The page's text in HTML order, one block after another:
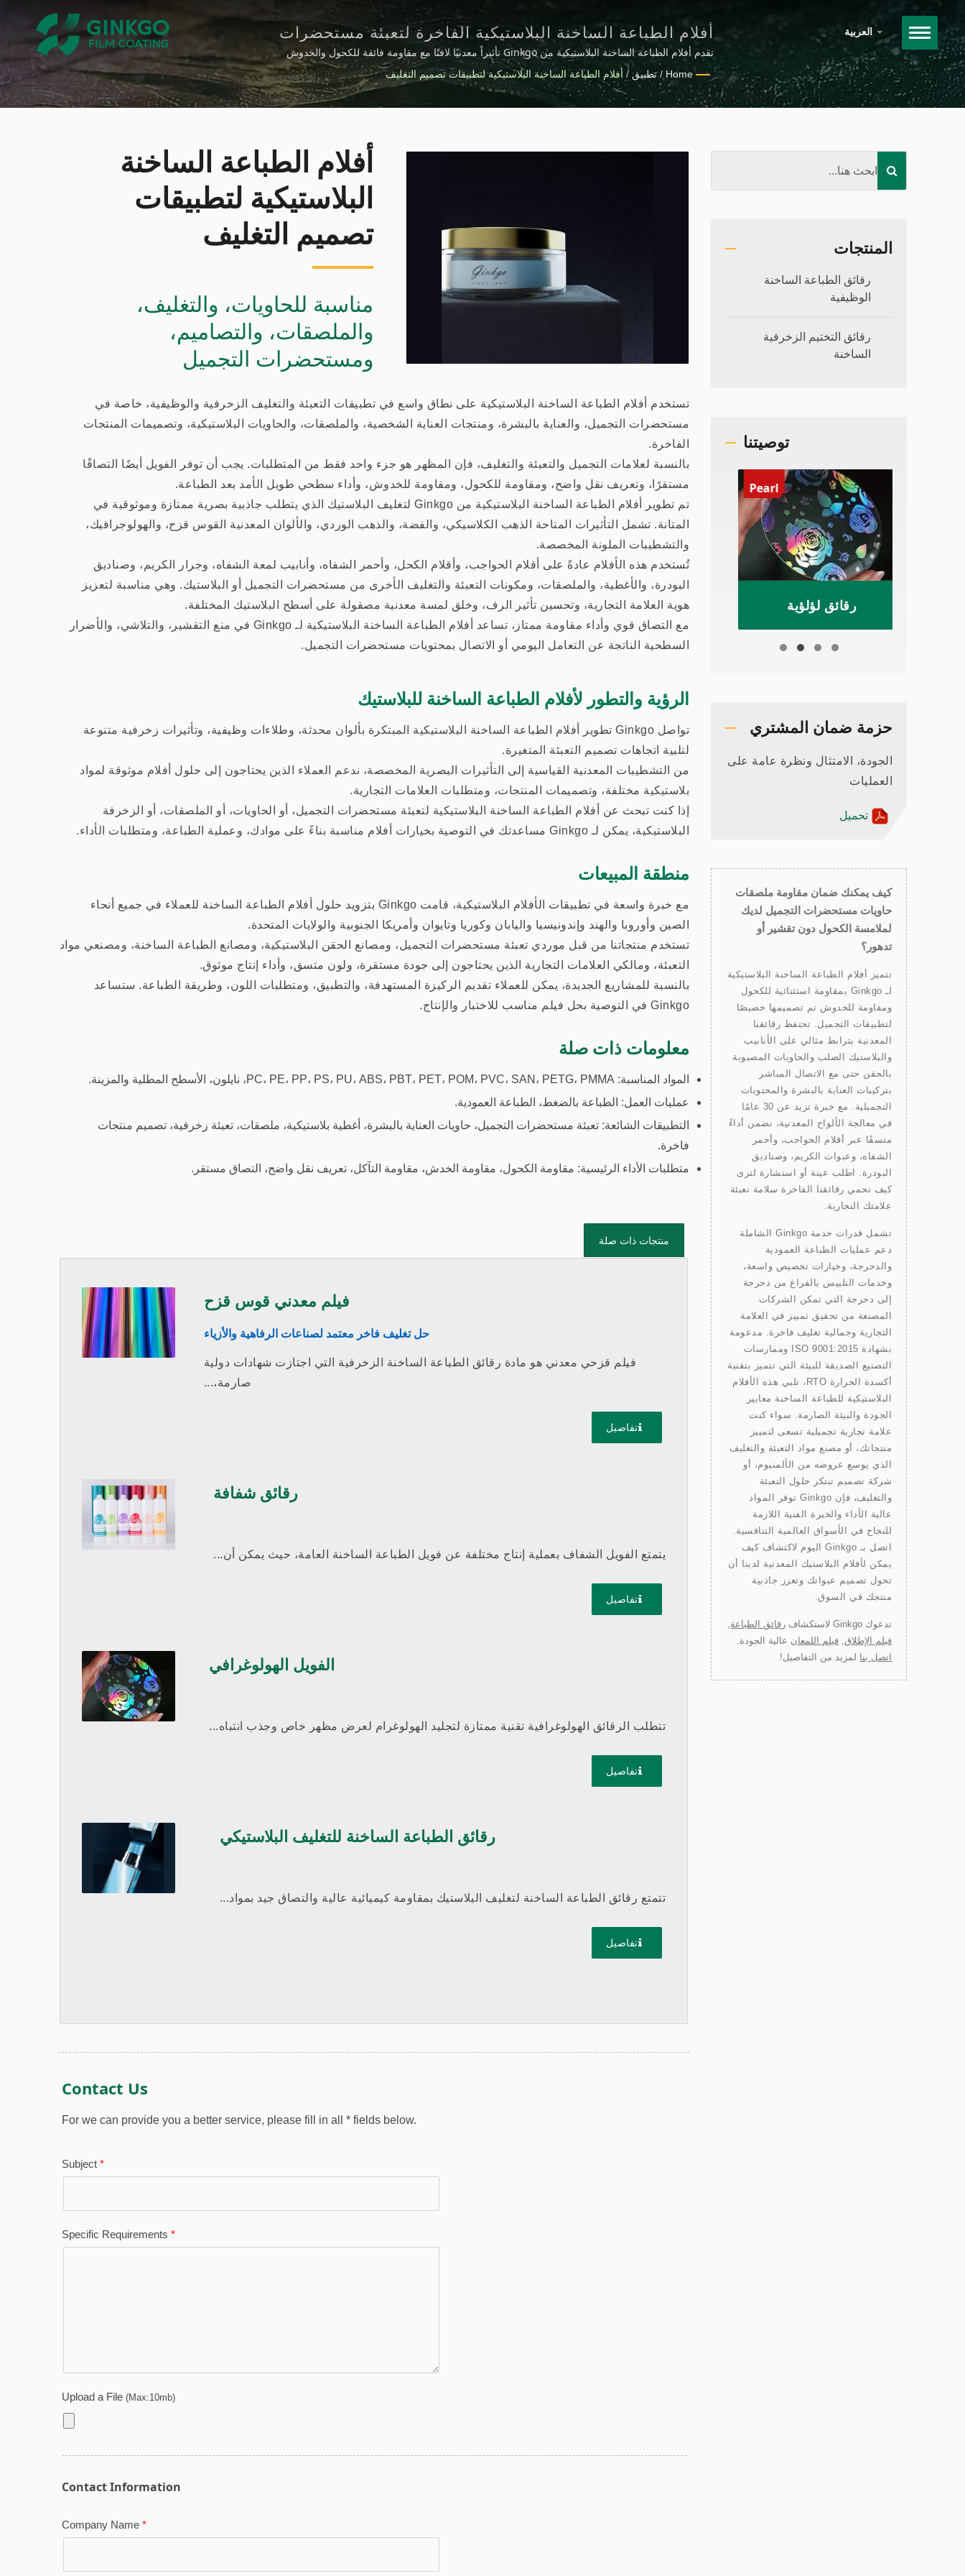
أفلام الطباعة الساخنة البلاستيكية الفاخرة لتعبئة مستحضرات
التجميل والعناية بالبشرة
تقدم أفلام الطباعة الساخنة البلاستيكية من Ginkgo تأثيراً معدنيًا لافتًا مع مقاومة فائقة للكحول والخدوش
لحاويات مستحضرات التجميل الفاخرة، والملصقات، وتطبيقات تصميم التعبئة والتغليف في الأسواق العالمية.
Home
/ تطبيق / أفلام الطباعة الساخنة البلاستيكية لتطبيقات تصميم التغليف
أفلام الطباعة الساخنة
البلاستيكية لتطبيقات
تصميم التغليف
مناسبة للحاويات، والتغليف،
والملصقات، والتصاميم،
ومستحضرات التجميل
تستخدم أفلام الطباعة الساخنة البلاستيكية على نطاق واسع في تطبيقات التعبئة والتغليف الزخرفية والوظيفية، خاصة في
مستحضرات التجميل، والعناية بالبشرة، ومنتجات العناية الشخصية، والملصقات، والحاويات البلاستيكية، وتصميمات المنتجات
الفاخرة.
بالنسبة لعلامات التجميل والتعبئة والتغليف، فإن المظهر هو جزء واحد فقط من المتطلبات. يجب أن توفر الفويل أيضًا التصاقًا
مستقرًا، وتعريف نقل واضح، ومقاومة للكحول، ومقاومة للخدوش، وأداء سطحي طويل الأمد بعد الطباعة.
تم تطوير أفلام الطباعة الساخنة البلاستيكية من Ginkgo لتغليف البلاستيك الذي يتطلب جاذبية بصرية ممتازة وموثوقية في
المتانة. تشمل التأثيرات المتاحة الذهب الكلاسيكي، والفضة، والذهب الوردي، والألوان المعدنية القوس قزح، والهولوجرافيك،
والتشطيبات الملونة المخصصة.
تُستخدم هذه الأفلام عادةً على أقلام الحواجب، وأقلام الكحل، وأحمر الشفاه، وأنابيب لمعة الشفاه، وجرار الكريم، وصناديق
البودرة، والأغطية، والملصقات، ومكونات التعبئة والتغليف الأخرى من مستحضرات التجميل أو البلاستيك. وهي مناسبة لتعزيز
هوية العلامة التجارية، وتحسين تأثير الرف، وخلق لمسة معدنية مصقولة على أسطح البلاستيك المختلفة.
مع التصاق قوي وأداء مقاومة ممتاز، تساعد أفلام الطباعة الساخنة البلاستيكية لـ Ginkgo في منع التقشير، والتلاشي، والأضرار
السطحية الناتجة عن التعامل اليومي أو الاتصال بمحتويات مستحضرات التجميل.
الرؤية والتطور لأفلام الطباعة الساخنة للبلاستيك
تواصل Ginkgo تطوير أفلام الطباعة الساخنة البلاستيكية المبتكرة بألوان محدثة، وطلاءات وظيفية، وتأثيرات زخرفية متنوعة
لتلبية اتجاهات تصميم التعبئة المتغيرة.
من التشطيبات المعدنية القياسية إلى التأثيرات البصرية المخصصة، ندعم العملاء الذين يحتاجون إلى حلول أفلام موثوقة لمواد
بلاستيكية مختلفة، وتصميمات المنتجات، ومتطلبات العلامات التجارية.
إذا كنت تبحث عن أفلام الطباعة الساخنة البلاستيكية لتعبئة مستحضرات التجميل، أو الحاويات، أو الملصقات، أو الزخرفة
البلاستيكية، يمكن لـ Ginkgo مساعدتك في التوصية بخيارات أفلام مناسبة بناءً على موادك، وعملية الطباعة، ومتطلبات الأداء.
منطقة المبيعات
مع خبرة واسعة في تطبيقات الأفلام البلاستيكية، قامت Ginkgo بتزويد حلول أفلام الطباعة الساخنة للعملاء في جميع أنحاء
الصين وأوروبا والهند وإندونيسيا واليابان وكوريا وتايوان وأمريكا الجنوبية والولايات المتحدة.
تستخدم منتجاتنا من قبل موردي تعبئة مستحضرات التجميل، ومصانع الحقن البلاستيكية، ومصانع الطباعة الساخنة، ومصنعي مواد
التعبئة، ومالكي العلامات التجارية الذين يحتاجون إلى جودة مستقرة، ولون متسق، وأداء إنتاج موثوق.
بالنسبة للمشاريع الجديدة، يمكن للعملاء تقديم الركيزة المستهدفة، والتطبيق، ومتطلبات اللون، وطريقة الطباعة. ستساعد
Ginkgo في التوصية بحل فيلم مناسب للاختبار والإنتاج.
معلومات ذات صلة
المواد المناسبة: PC، PE، PP، PS، PU، ABS، PBT، PET، POM، PVC، SAN، PETG، PMMA، نايلون، الأسطح المطلية والمزينة.
عمليات العمل: الطباعة بالضغط، الطباعة العمودية.
التطبيقات الشائعة: تعبئة مستحضرات التجميل، حاويات العناية بالبشرة، أغطية بلاستيكية، ملصقات، تعبئة زخرفية، تصميم منتجات
فاخرة.
متطلبات الأداء الرئيسية: مقاومة الكحول، مقاومة الخدش، مقاومة التآكل، تعريف نقل واضح، التصاق مستقر.
منتجات ذات صلة
فيلم معدني قوس قزح
حل تغليف فاخر معتمد لصناعات الرفاهية والأزياء
فيلم قزحي معدني هو مادة رقائق الطباعة الساخنة الزخرفية التي اجتازت شهادات دولية
صارمة،...
تفاصيل
رقائق شفافة
يتمتع الفويل الشفاف بعملية إنتاج مختلفة عن فويل الطباعة الساخنة العامة، حيث يمكن أن...
تفاصيل
الفويل الهولوغرافي
تتطلب الرقائق الهولوغرافية تقنية ممتازة لتجليد الهولوغرام لعرض مظهر خاص وجذب انتباه...
تفاصيل
رقائق الطباعة الساخنة للتغليف البلاستيكي
تتمتع رقائق الطباعة الساخنة لتغليف البلاستيك بمقاومة كيميائية عالية والتصاق جيد بمواد...
تفاصيل
المنتجات
رقائق الطباعة الساخنة
الوظيفية
رقائق التختيم الزخرفية
الساخنة
توصيتنا
Iridescent
رقائق قزحية
Metallization
فيلم معدني
Hologram
رقائق هولوجرافية
Pearl
رقائق لؤلؤية
حزمة ضمان المشتري
الجودة، الامتثال ونظرة عامة على
العمليات
تحميل
كيف يمكنك ضمان مقاومة ملصقات
حاويات مستحضرات التجميل لديك
لملامسة الكحول دون تقشير أو
تدهور؟
تتميز أفلام الطباعة الساخنة البلاستيكية
لـ Ginkgo بمقاومة استثنائية للكحول
ومقاومة للخدوش تم تصميمها خصيصًا
لتطبيقات التجميل. تحتفظ رقائقنا
المعدنية بترابط مثالي على الأنابيب
والبلاستيك الصلب والحاويات المصبوبة
بالحقن حتى مع الاتصال المباشر
بتركيبات العناية بالبشرة والمحتويات
التجميلية. مع خبرة تزيد عن 30 عامًا
في معالجة الألواح المعدنية، نضمن أداءً
متسقًا عبر أقلام الحواجب، وأحمر
الشفاه، وعبوات الكريم، وصناديق
البودرة. اطلب عينة أو استشارة لترى
كيف تحمي رقائقنا الفاخرة سلامة تعبئة
علامتك التجارية.
تشمل قدرات خدمة Ginkgo الشاملة
دعم عمليات الطباعة العمودية
والدحرجة، وخيارات تخصيص واسعة،
وخدمات التلبيس بالفراغ من دحرجة
إلى دحرجة التي تمكن الشركات
المصنعة من تحقيق تمييز في العلامة
التجارية وجمالية تغليف فاخرة. مدعومة
بشهادة ISO 9001:2015 وممارسات
التصنيع الصديقة للبيئة التي تتميز بتقنية
أكسدة الحرارة RTO، تلبي هذه الأفلام
البلاستيكية للطباعة الساخنة معايير
الجودة والبيئة الصارمة. سواء كنت
علامة تجارية تجميلية تسعى لتمييز
منتجاتك، أو مصنع مواد التعبئة والتغليف
الذي يوسع عروضه من الألمنيوم، أو
شركة تصميم تبتكر حلول التعبئة
والتغليف، فإن Ginkgo توفر المواد
عالية الأداء والخبرة الفنية اللازمة
للنجاح في الأسواق العالمية التنافسية.
اتصل بـ Ginkgo اليوم لاكتشاف كيف
يمكن لأفلام البلاستيك المعدنية لدينا أن
تحول تصميم عبواتك وتعزز جاذبية
منتجك في السوق.
تدعوك Ginkgo لاستكشاف رقائق الطباعة,
فيلم الإطلاق, فيلم اللمعان عالية الجودة.
اتصل بنا لمزيد من التفاصيل!